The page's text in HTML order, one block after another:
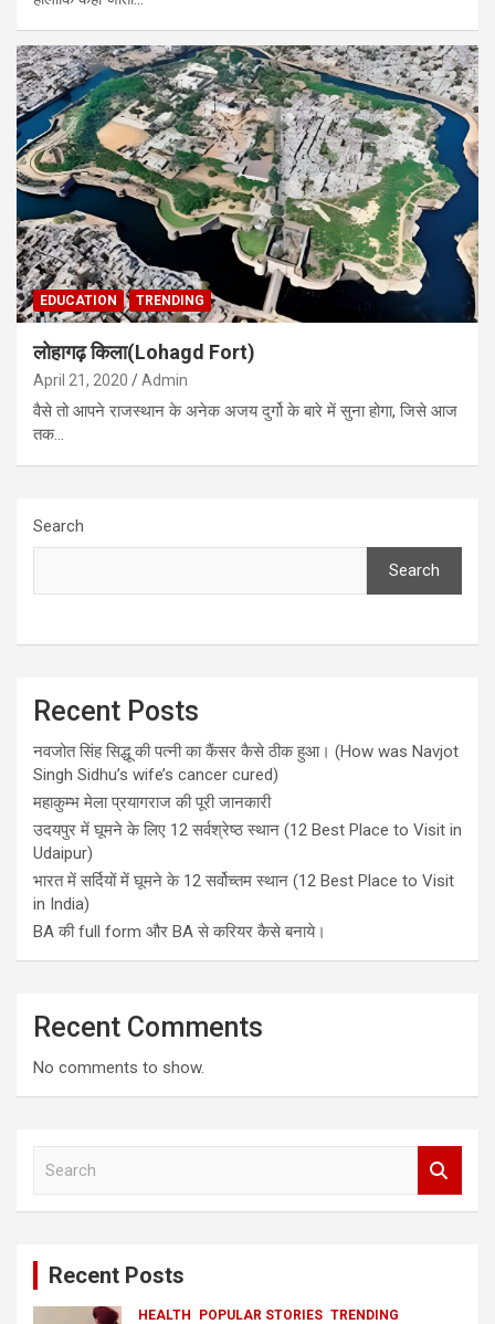
EDUCATION TRENDING
लोहागढ़ किला(Lohagd Fort)
April 21, 2020 Admin
वैसे तो आपने राजस्थान के अनेक अजय दुर्गो के बारे में सुना होगा, जिसे आज
तक…
Search
Search
Recent Posts
नवजोत सिंह सिद्धू की पत्नी का कैंसर कैसे ठीक हुआ। (How was Navjot
Singh Sidhu’s wife’s cancer cured)
महाकुम्भ मेला प्रयागराज की पूरी जानकारी
उदयपुर में घूमने के लिए 12 सर्वश्रेष्ठ स्थान (12 Best Place to Visit in
Udaipur)
भारत में सर्दियों में घूमने के 12 सर्वोच्तम स्थान (12 Best Place to Visit
in India)
BA की full form और BA से करियर कैसे बनाये।
Recent Comments
No comments to show.
Recent Posts
HEALTH POPULAR STORIES TRENDING